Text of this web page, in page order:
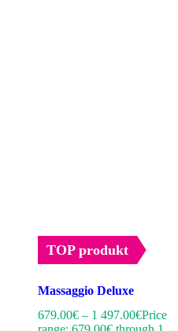
TOP produkt
Massaggio Deluxe
679.00€ – 1 497.00€Price